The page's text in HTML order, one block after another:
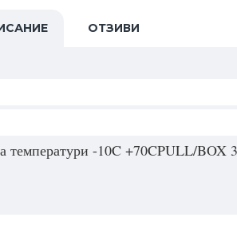
ОТЗИВИ
-10C +70CPULL/BOX